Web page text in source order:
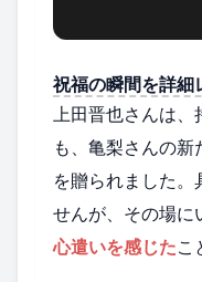
祝福の瞬間を詳細
上田晋也さんは、
も、亀梨さんの
を贈られました。
せんが、その場に
心遣いを感じたこ